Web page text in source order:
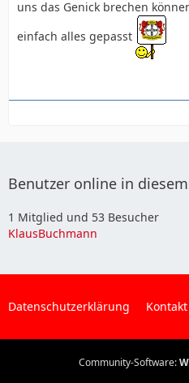
uns das Genick brechen
einfach alles gepasst
Benutzer online in
1 Mitglied und 53 Besucher
KlausBuchmann
Datenschutzerklärung Kontakt
Community-Software: